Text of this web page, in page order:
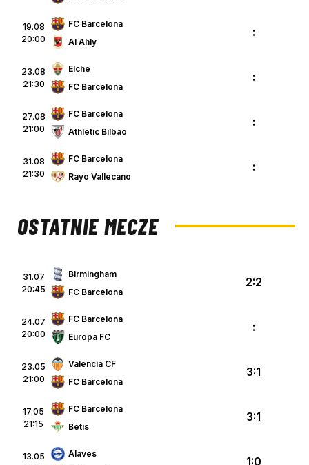
19.08
20:00
FC Barcelona
Al Ahly
:
23.08
21:30
Elche
FC Barcelona
:
27.08
21:00
FC Barcelona
Athletic Bilbao
:
31.08
21:30
FC Barcelona
Rayo Vallecano
:
OSTATNIE MECZE
31.07
20:45
Birmingham
FC Barcelona
2:2
24.07
20:00
FC Barcelona
Europa FC
:
23.05
21:00
Valencia CF
FC Barcelona
3:1
17.05
21:15
FC Barcelona
Betis
3:1
13.05
Alaves
1:0